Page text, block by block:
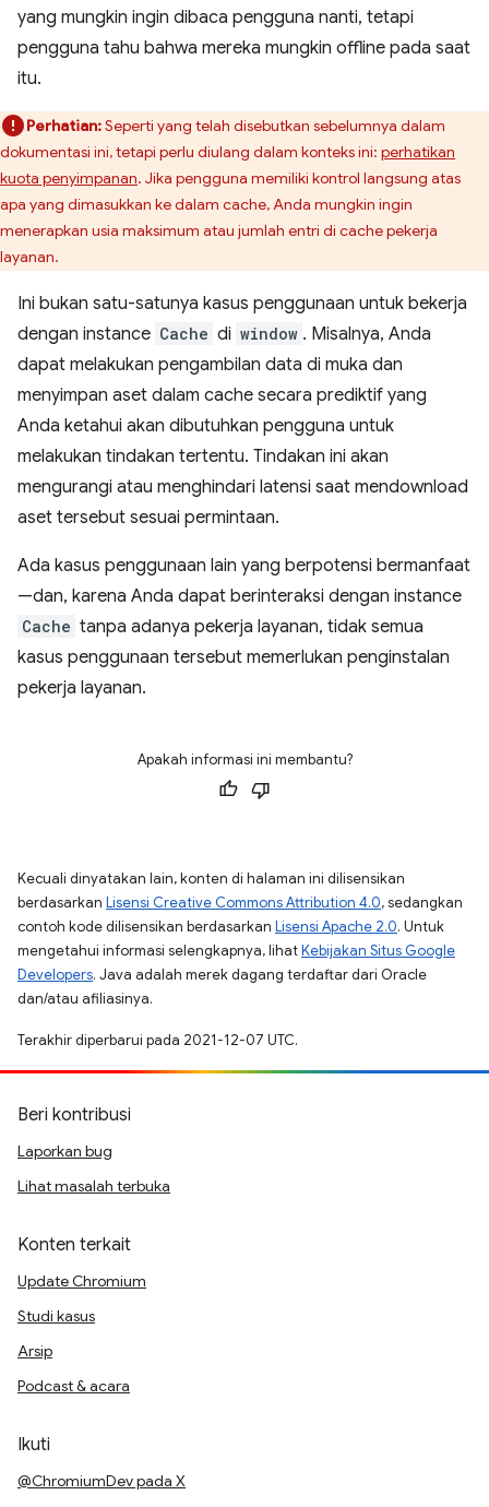
yang mungkin ingin dibaca pengguna nanti, tetapi
pengguna tahu bahwa mereka mungkin offline pada saat
itu.
Perhatian:Seperti yang telah disebutkan sebelumnya dalam
dokumentasi ini, tetapi perlu diulang dalam konteks ini: perhatikan
kuota penyimpanan. Jika pengguna memiliki kontrol langsung atas
apa yang dimasukkan ke dalam cache, Anda mungkin ingin
menerapkan usia maksimum atau jumlah entri di cache pekerja
layanan.
Ini bukan satu-satunya kasus penggunaan untuk bekerja
dengan instance Cache di window . Misalnya, Anda
dapat melakukan pengambilan data di muka dan
menyimpan aset dalam cache secara prediktif yang
Anda ketahui akan dibutuhkan pengguna untuk
melakukan tindakan tertentu. Tindakan ini akan
mengurangi atau menghindari latensi saat mendownload
aset tersebut sesuai permintaan.
Ada kasus penggunaan lain yang berpotensi bermanfaat
—dan, karena Anda dapat berinteraksi dengan instance
Cache tanpa adanya pekerja layanan, tidak semua
kasus penggunaan tersebut memerlukan penginstalan
pekerja layanan.
Apakah informasi ini membantu?
Kecuali dinyatakan lain, konten di halaman ini dilisensikan
berdasarkan Lisensi Creative Commons Attribution 4.0, sedangkan
contoh kode dilisensikan berdasarkan Lisensi Apache 2.0. Untuk
mengetahui informasi selengkapnya, lihatKebijakan Situs Google
Developers. Java adalah merek dagang terdaftar dari Oracle
dan/atau afiliasinya.
Terakhir diperbarui pada 2021-12-07 UTC.
Beri kontribusi
Laporkan bug
Lihat masalah terbuka
Konten terkait
Update Chromium
Studi kasus
Arsip
Podcast & acara
Ikuti
@ChromiumDev pada X